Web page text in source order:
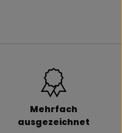
Mehrfach
ausgezeichnet